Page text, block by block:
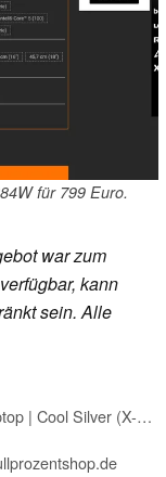
für 799 Euro.
war zum
kann
sein. Alle
ASUS Vivobook 15 Laptop | Cool Silver (X-Serie) | 15,6" 2,8K OLED 120Hz | Core i9 13900H | RAM: 16GB | SSD: 1TB | Windows 11 Pro